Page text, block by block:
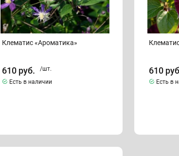
Клематис «Ароматика»
610 руб.
/шт.
Есть в наличии
610
Есть в